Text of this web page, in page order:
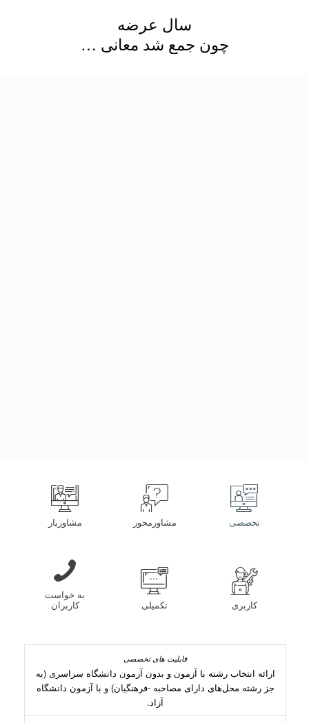
سال عرضه
چون جمع شد معانی …
تخصصی مشاورمحور مشاوریار
کاربری تکمیلی
به خواست
کاربران
ارائه انتخاب رشته با آزمون و بدون آزمون دانشگاه سراسری (به
جز رشته محل‌های دارای مصاحبه -فرهنگیان) و با آزمون دانشگاه
آزاد.